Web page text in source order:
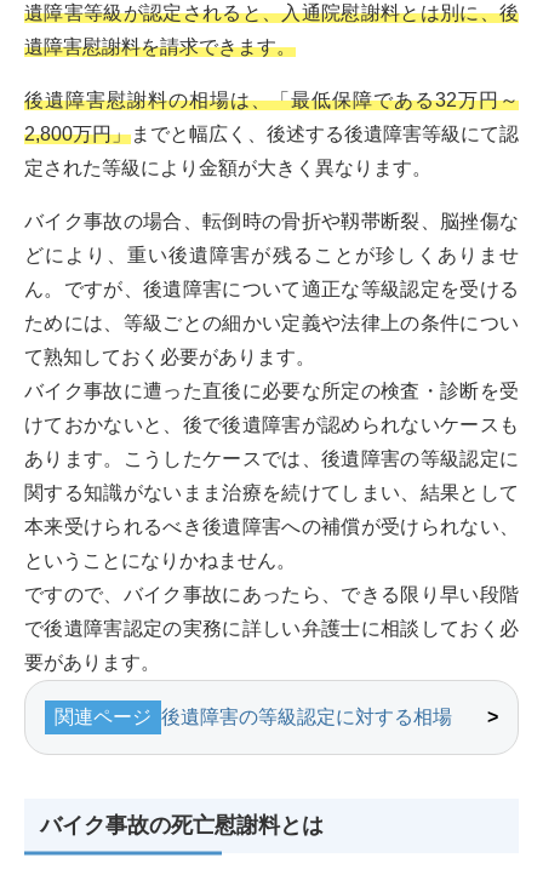
遺障害等級が認定されると、入通院慰謝料とは別に、後
遺障害慰謝料を請求できます。
後遺障害慰謝料の相場は、「最低保障である32万円～
2,800万円」までと幅広く、後述する後遺障害等級にて認
定された等級により金額が大きく異なります。
バイク事故の場合、転倒時の骨折や靱帯断裂、脳挫傷な
どにより、重い後遺障害が残ることが珍しくありませ
ん。ですが、後遺障害について適正な等級認定を受ける
ためには、等級ごとの細かい定義や法律上の条件につい
て熟知しておく必要があります。
バイク事故に遭った直後に必要な所定の検査・診断を受
けておかないと、後で後遺障害が認められないケースも
あります。こうしたケースでは、後遺障害の等級認定に
関する知識がないまま治療を続けてしまい、結果として
本来受けられるべき後遺障害への補償が受けられない、
ということになりかねません。
ですので、バイク事故にあったら、できる限り早い段階
で後遺障害認定の実務に詳しい弁護士に相談しておく必
要があります。
関連ページ 後遺障害の等級認定に対する相場
バイク事故の死亡慰謝料とは